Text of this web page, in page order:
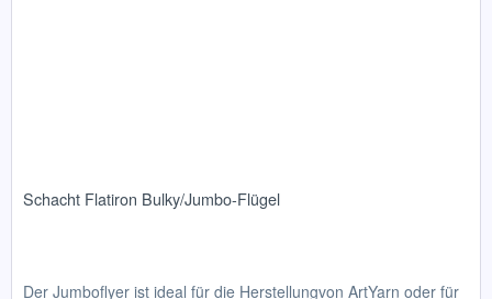
Schacht Flatiron Bulky/Jumbo-Flügel
Der Jumboflyer ist ideal für die Herstellungvon ArtYarn oder für